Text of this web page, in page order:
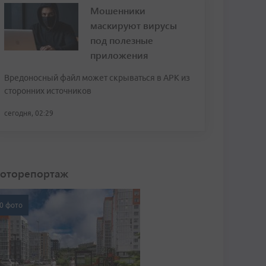
Мошенники
маскируют вирусы
под полезные
приложения
Вредоносный файл может скрываться в APK из
сторонних источников
сегодня, 02:29
фото